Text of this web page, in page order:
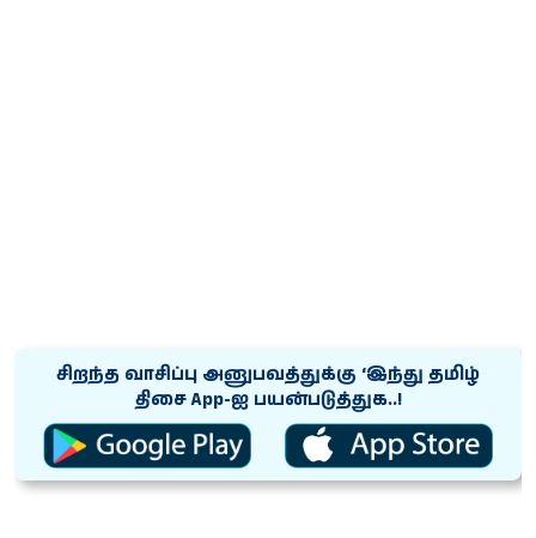
சிறந்த வாசிப்பு அனுபவத்துக்கு ‘இந்து தமிழ்
திசை App-ஐ பயன்படுத்துக..!